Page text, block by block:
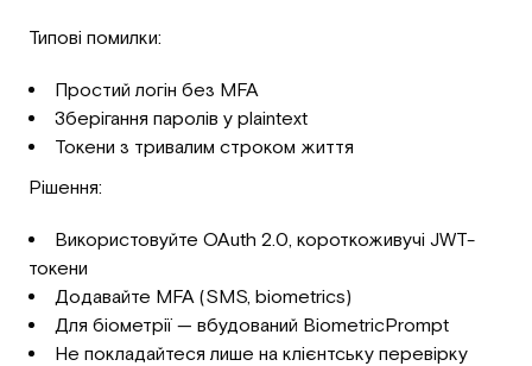
Типові помилки:
Простий логін без MFA
Зберігання паролів у plaintext
Токени з тривалим строком життя
Рішення:
Використовуйте OAuth 2.0, короткоживучі JWT-
токени
Додавайте MFA (SMS, biometrics)
Для біометрії — вбудований BiometricPrompt
Не покладайтеся лише на клієнтську перевірку